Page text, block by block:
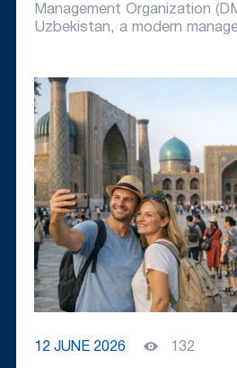
Management Organization
Uzbekistan, a modern
12 JUNE 2026 132